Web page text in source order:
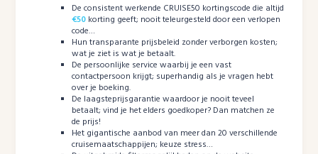
De consistent werkende CRUISE50 kortingscode die altijd
€50 korting geeft; nooit teleurgesteld door een verlopen
code…
Hun transparante prijsbeleid zonder verborgen kosten;
wat je ziet is wat je betaalt.
De persoonlijke service waarbij je een vast
contactpersoon krijgt; superhandig als je vragen hebt
over je boeking.
De laagsteprijsgarantie waardoor je nooit teveel
betaalt; vind je het elders goedkoper? Dan matchen ze
de prijs!
Het gigantische aanbod van meer dan 20 verschillende
cruisemaatschappijen; keuze stress…